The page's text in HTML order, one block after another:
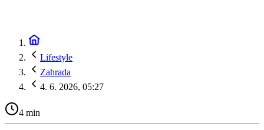
Lifestyle
Zahrada
4. 6. 2026, 05:27
4 min